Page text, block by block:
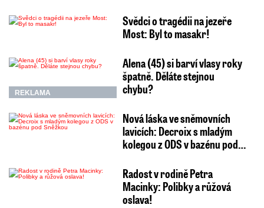
Svědci o tragédii na jezeře
Most: Byl to masakr!
REKLAMA
Alena (45) si barví vlasy roky
špatně. Děláte stejnou
chybu?
Nová láska ve sněmovních
lavicích: Decroix s mladým
kolegou z ODS v bazénu pod…
Radost v rodině Petra
Macinky: Polibky a růžová
oslava!